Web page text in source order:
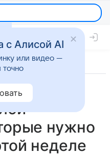
нужно
неделе
с Алисой AI
или видео —
точно